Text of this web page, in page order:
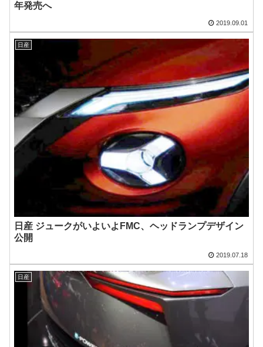
年発売へ
2019.09.01
日産
日産 ジュークがいよいよFMC、ヘッドランプデザイン
公開
2019.07.18
日産